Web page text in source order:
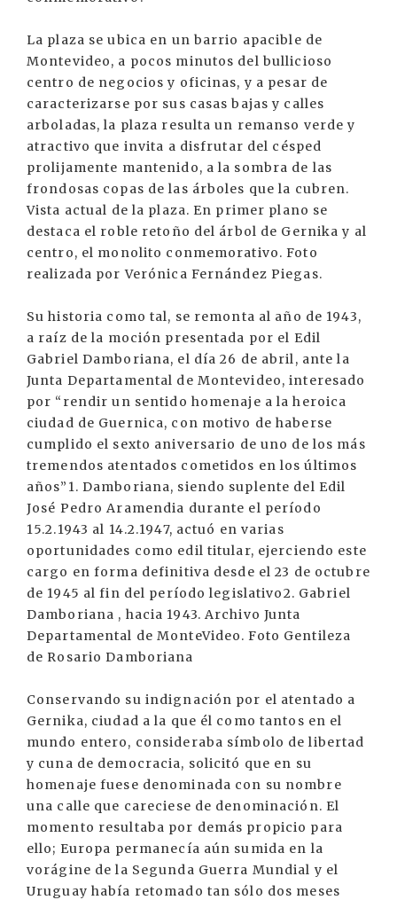
La plaza se ubica en un barrio apacible de
Montevideo, a pocos minutos del bullicioso
centro de negocios y oficinas, y a pesar de
caracterizarse por sus casas bajas y calles
arboladas, la plaza resulta un remanso verde y
atractivo que invita a disfrutar del césped
prolijamente mantenido, a la sombra de las
frondosas copas de las árboles que la cubren.
Vista actual de la plaza. En primer plano se
destaca el roble retoño del árbol de Gernika y al
centro, el monolito conmemorativo. Foto
realizada por Verónica Fernández Piegas.
Su historia como tal, se remonta al año de 1943,
a raíz de la moción presentada por el Edil
Gabriel Damboriana, el día 26 de abril, ante la
Junta Departamental de Montevideo, interesado
por “rendir un sentido homenaje a la heroica
ciudad de Guernica, con motivo de haberse
cumplido el sexto aniversario de uno de los más
tremendos atentados cometidos en los últimos
años”1. Damboriana, siendo suplente del Edil
José Pedro Aramendia durante el período
15.2.1943 al 14.2.1947, actuó en varias
oportunidades como edil titular, ejerciendo este
cargo en forma definitiva desde el 23 de octubre
de 1945 al fin del período legislativo2. Gabriel
Damboriana , hacia 1943. Archivo Junta
Departamental de MonteVideo. Foto Gentileza
de Rosario Damboriana
Conservando su indignación por el atentado a
Gernika, ciudad a la que él como tantos en el
mundo entero, consideraba símbolo de libertad
y cuna de democracia, solicitó que en su
homenaje fuese denominada con su nombre
una calle que careciese de denominación. El
momento resultaba por demás propicio para
ello; Europa permanecía aún sumida en la
vorágine de la Segunda Guerra Mundial y el
Uruguay había retomado tan sólo dos meses